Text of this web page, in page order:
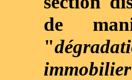
de
"
immobilier